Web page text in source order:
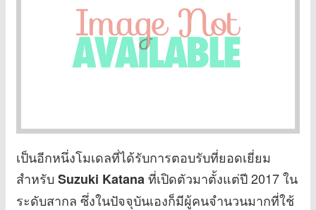
เป็นอีกหนึ่งโมเดลที่ได้รับการตอบรับที่ยอดเยี่ยม
สำหรับSuzuki Katanaที่เปิดตัวมาตั้งแต่ปี 2017 ใน
ระดับสากล ซึ่งในปัจจุบันเองก็มีผู้คนจำนวนมากที่ใช้